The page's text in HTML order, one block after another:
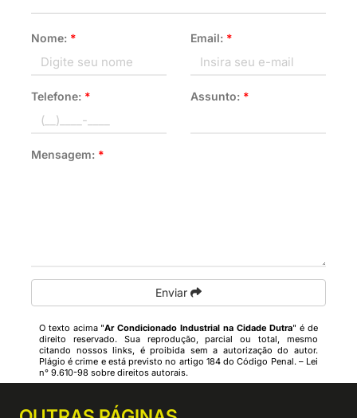
Nome: * Email: *
Telefone: * Assunto: *
Mensagem: *
Enviar
O texto acima "Ar Condicionado Industrial na Cidade Dutra" é de
direito reservado. Sua reprodução, parcial ou total, mesmo
citando nossos links, é proibida sem a autorização do autor.
Plágio é crime e está previsto no artigo 184 do Código Penal. – Lei
n° 9.610-98 sobre direitos autorais.